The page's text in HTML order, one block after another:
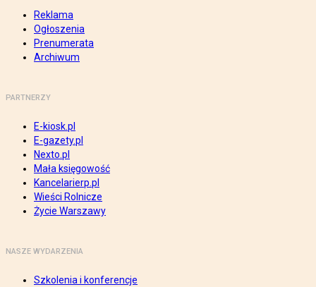
Reklama
Ogłoszenia
Prenumerata
Archiwum
PARTNERZY
E-kiosk.pl
E-gazety.pl
Nexto.pl
Mała księgowość
Kancelarierp.pl
Wieści Rolnicze
Życie Warszawy
NASZE WYDARZENIA
Szkolenia i konferencje